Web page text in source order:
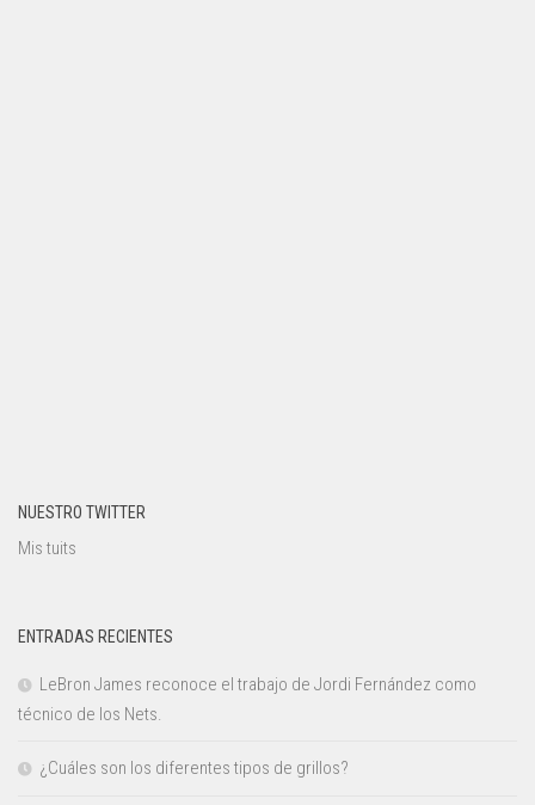
NUESTRO TWITTER
Mis tuits
ENTRADAS RECIENTES
LeBron James reconoce el trabajo de Jordi Fernández como
técnico de los Nets.
¿Cuáles son los diferentes tipos de grillos?